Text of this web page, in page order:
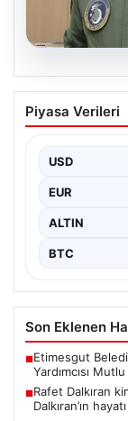
Rafet
Kuvvetleri
Piyasa Verileri
USD
EUR
ALTIN
BTC
Son Eklenen
■Etimesgut
Yardımcısı
■Rafet Dalkıran
Dalkıran’ın hayatı